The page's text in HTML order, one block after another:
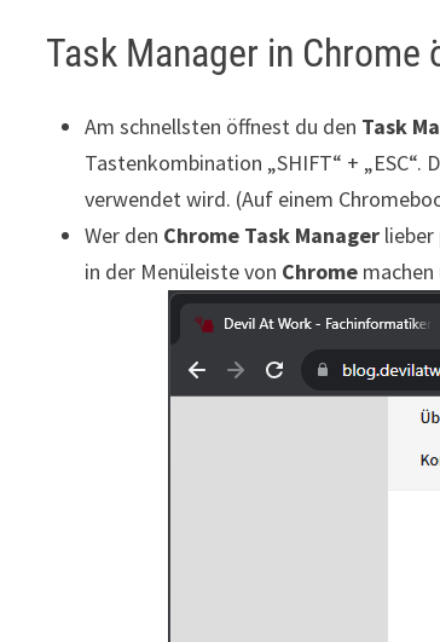
Task Manager in Chrome
Am schnellsten öffnest du den Task
Tastenkombination „SHIFT“ +
verwendet wird. (Auf einem
Wer den Chrome Task Manager
in der Menüleiste von Chrome